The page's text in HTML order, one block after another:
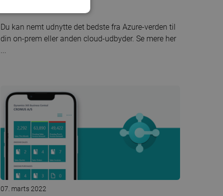
Du kan nemt udnytte det bedste fra Azure-verden til
din on-prem eller anden cloud-udbyder. Se mere her
...
07. marts 2022